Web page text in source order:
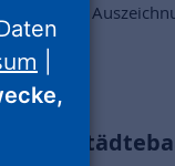
dotierte
Tag der